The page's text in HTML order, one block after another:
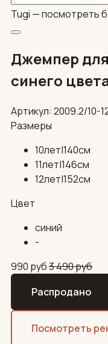
Tugi —посмотреть
Джемпер
синего
Артикул: 2009.2/10-
Размеры
10лет|140см
11лет|146см
12лет|152см
Цвет
синий
-
990 руб3 490руб
Распродано
Посмотреть